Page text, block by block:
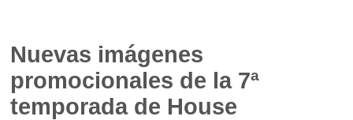
Nuevas imágenes
promocionales de la 7ª
temporada de House